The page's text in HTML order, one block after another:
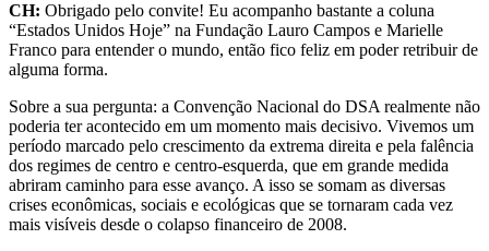
CH: Obrigado pelo convite! Eu acompanho bastante a coluna
“Estados Unidos Hoje” na Fundação Lauro Campos e Marielle
Franco para entender o mundo, então fico feliz em poder retribuir de
alguma forma.
Sobre a sua pergunta: a Convenção Nacional do DSA realmente não
poderia ter acontecido em um momento mais decisivo. Vivemos um
período marcado pelo crescimento da extrema direita e pela falência
dos regimes de centro e centro-esquerda, que em grande medida
abriram caminho para esse avanço. A isso se somam as diversas
crises econômicas, sociais e ecológicas que se tornaram cada vez
mais visíveis desde o colapso financeiro de 2008.